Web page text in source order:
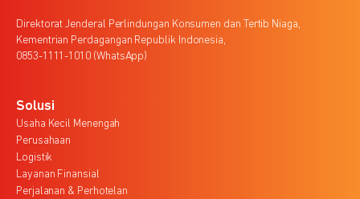
Direktorat Jenderal Perlindungan Konsumen dan Tertib Niaga,
Kementrian Perdagangan Republik Indonesia,
0853-1111-1010 (WhatsApp)
Solusi
Usaha Kecil Menengah
Perusahaan
Logistik
Layanan Finansial
Perjalanan & Perhotelan